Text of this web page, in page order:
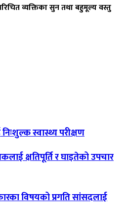
व्यक्तिका सुन तथा बहुमूल्य वस्तु
स्वास्थ्य परीक्षण
क्षतिपूर्ति र घाइतेको उपचार
विषयको प्रगति सांसदलाई